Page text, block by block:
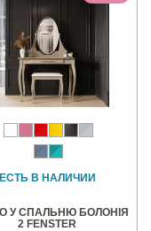
ЕСТЬ В НАЛИЧИИ
У СПАЛЬНЮ БОЛОНІЯ
2 FENSTER